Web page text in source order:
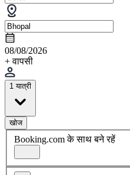
08/08/2026
+ वापसी
1 यात्री
खोज
Booking.com के साथ बने रहें